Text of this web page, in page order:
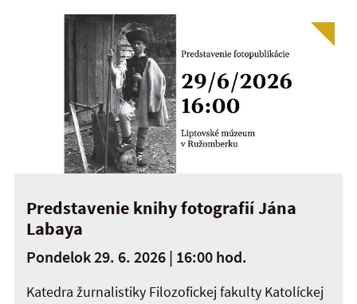
Predstavenie knihy fotografií Jána
Labaya
Pondelok 29. 6. 2026 | 16:00 hod.
Katedra žurnalistiky Filozofickej fakulty Katolíckej